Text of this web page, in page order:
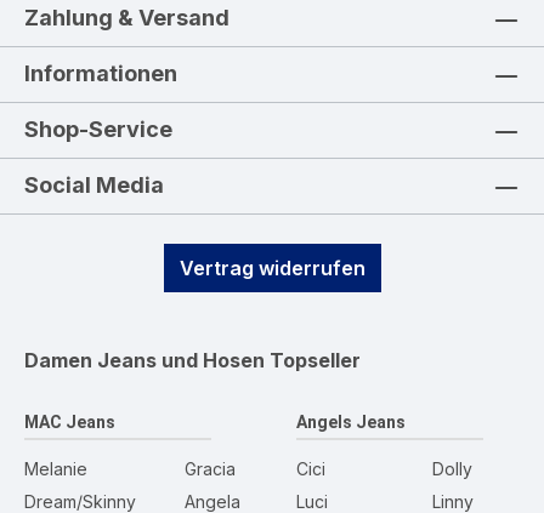
Zahlung & Versand
Informationen
Shop-Service
Social Media
Vertrag widerrufen
Damen Jeans und Hosen Topseller
MAC Jeans
Melanie
Dream/Skinny
Gracia
Angela
Angels Jeans
Cici
Luci
Dolly
Linny